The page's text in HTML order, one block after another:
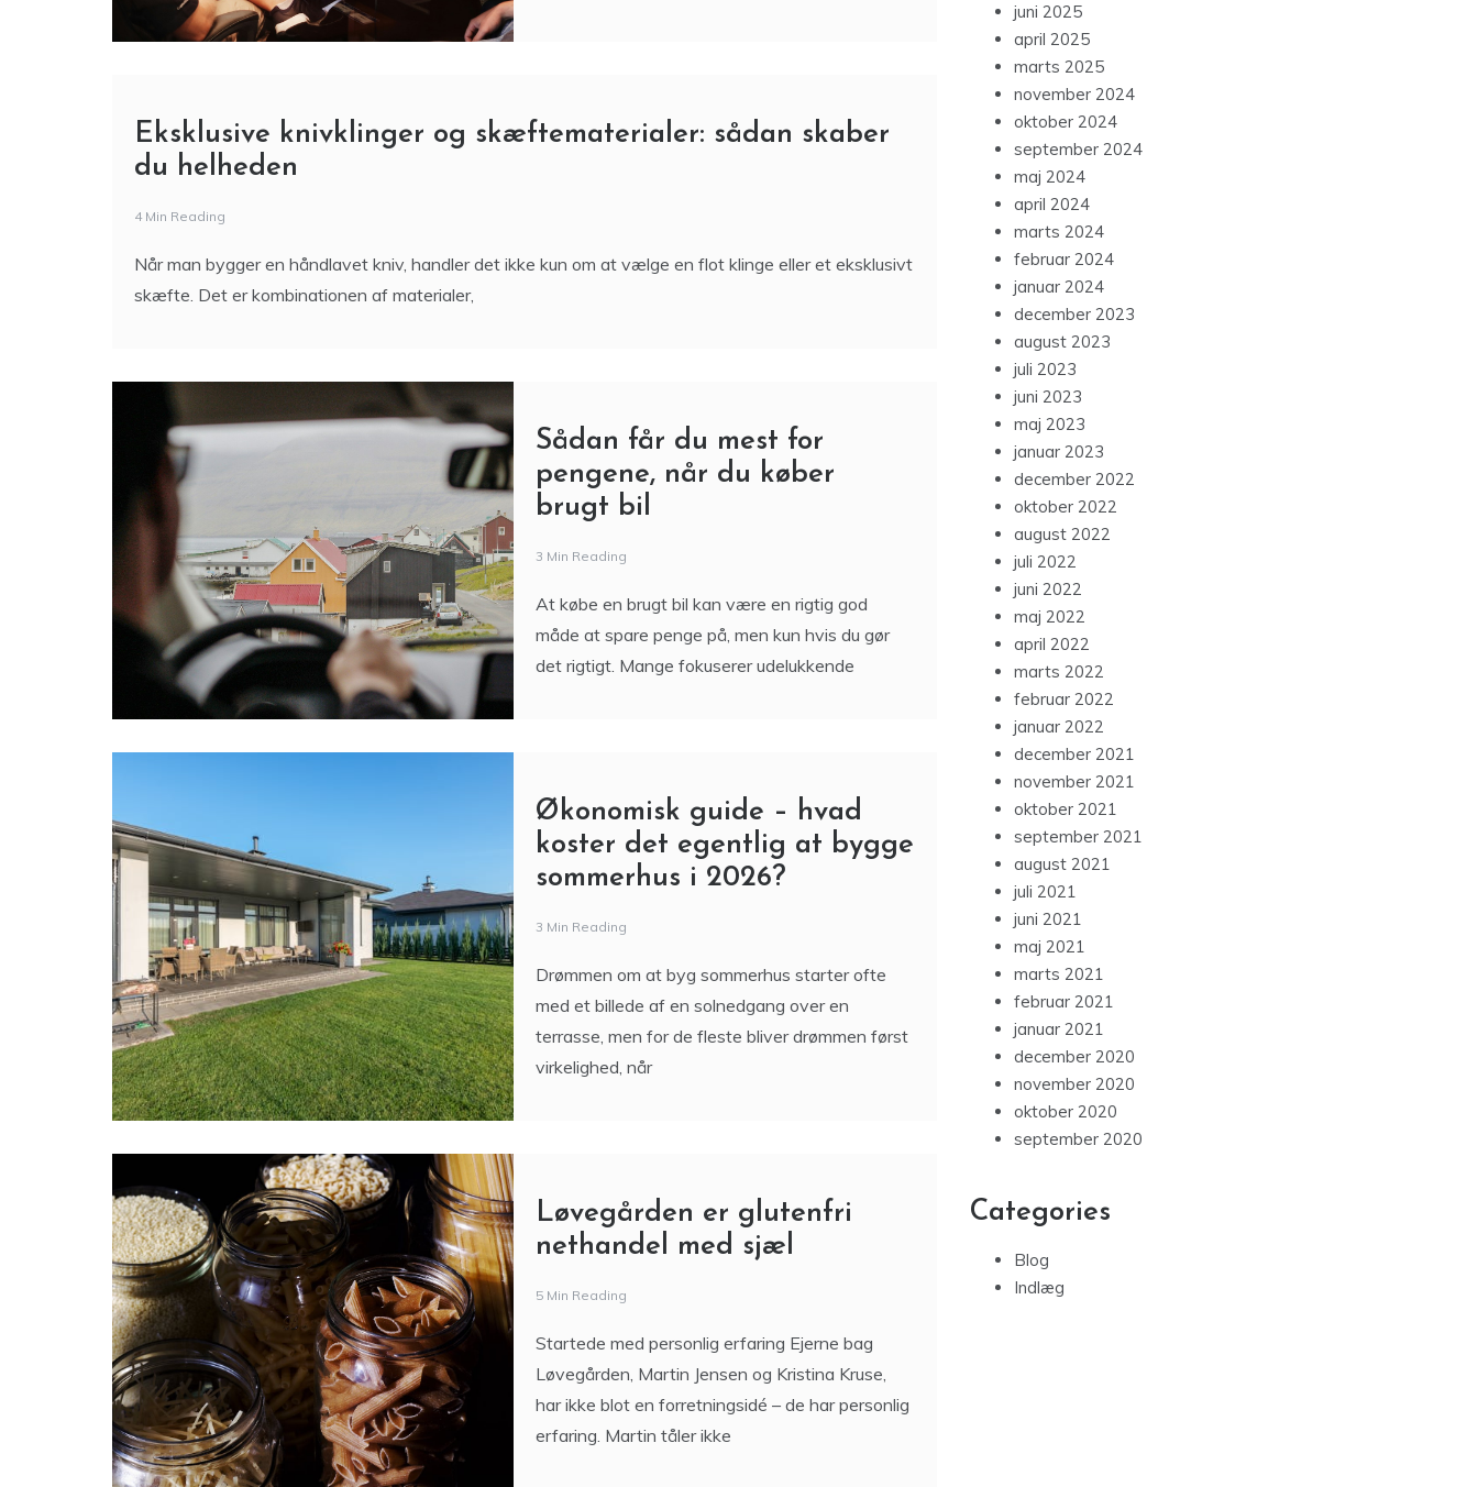
Eksklusive knivklinger og skæftematerialer: sådan skaber
du helheden
4 Min Reading
Når man bygger en håndlavet kniv, handler det ikke kun om at vælge en flot klinge eller et eksklusivt
skæfte. Det er kombinationen af materialer,
Sådan får du mest for
pengene, når du køber
brugt bil
3 Min Reading
At købe en brugt bil kan være en rigtig god
måde at spare penge på, men kun hvis du gør
det rigtigt. Mange fokuserer udelukkende
Økonomisk guide – hvad
koster det egentlig at bygge
sommerhus i 2026?
3 Min Reading
Drømmen om at byg sommerhus starter ofte
med et billede af en solnedgang over en
terrasse, men for de fleste bliver drømmen først
virkelighed, når
Løvegården er glutenfri
nethandel med sjæl
5 Min Reading
Startede med personlig erfaring Ejerne bag
Løvegården, Martin Jensen og Kristina Kruse,
har ikke blot en forretningsidé – de har personlig
erfaring. Martin tåler ikke
juni 2025
april 2025
marts 2025
november 2024
oktober 2024
september 2024
maj 2024
april 2024
marts 2024
februar 2024
januar 2024
december 2023
august 2023
juli 2023
juni 2023
maj 2023
januar 2023
december 2022
oktober 2022
august 2022
juli 2022
juni 2022
maj 2022
april 2022
marts 2022
februar 2022
januar 2022
december 2021
november 2021
oktober 2021
september 2021
august 2021
juli 2021
juni 2021
maj 2021
marts 2021
februar 2021
januar 2021
december 2020
november 2020
oktober 2020
september 2020
Categories
Blog
Indlæg